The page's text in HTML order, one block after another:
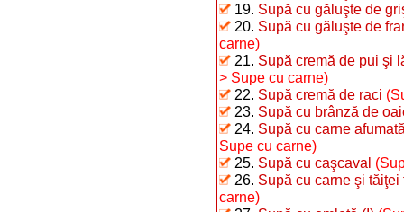
19. Supă cu găluşte de
20. Supă cu găluşte de
carne)
21. Supă cremă de pui şi
> Supe cu carne)
22. Supă cremă de raci
23. Supă cu brânză de
24. Supă cu carne
Supe cu carne)
25. Supă cu caşcaval
26. Supă cu carne şi tăiţei
carne)